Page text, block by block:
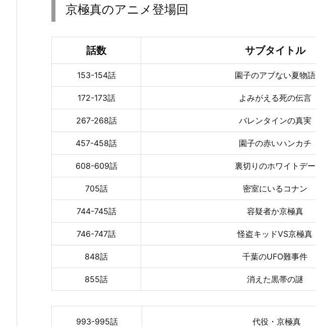
京極真のアニメ登場回
話数 サブタイトル
153-154話 園子のアブない夏物語
172-173話 よみがえる死の伝言
267-268話 バレンタインの真実
457-458話 園子の赤いハンカチ
608-609話 裏切りのホワイトデー
705話 密室にいるコナン
744-745話 容疑者か京極真
746-747話 怪盗キッドVS京極真
848話 千葉のUFO難事件
855話 消えた黒帯の謎
993-995話 代役・京極真